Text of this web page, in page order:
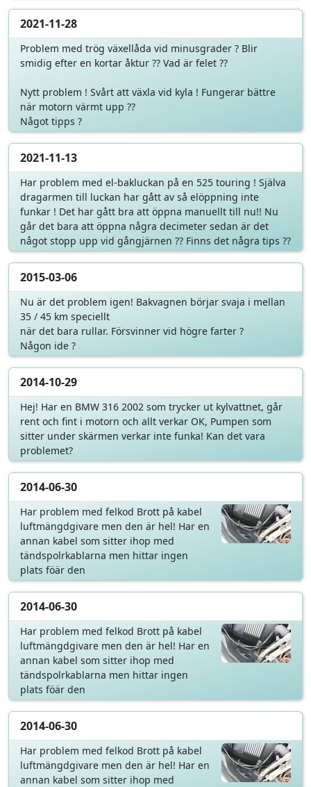
2021-11-28
Problem med trög växellåda vid minusgrader ? Blir
smidig efter en kortar åktur ?? Vad är felet ??
Nytt problem ! Svårt att växla vid kyla ! Fungerar bättre
när motorn värmt upp ??
Något tipps ?
2021-11-13
Har problem med el-bakluckan på en 525 touring ! Själva
dragarmen till luckan har gått av så elöppning inte
funkar ! Det har gått bra att öppna manuellt till nu!! Nu
går det bara att öppna några decimeter sedan är det
något stopp upp vid gångjärnen ?? Finns det några tips ??
2015-03-06
Nu är det problem igen! Bakvagnen börjar svaja i mellan
35 / 45 km speciellt
när det bara rullar. Försvinner vid högre farter ?
Någon ide ?
2014-10-29
Hej! Har en BMW 316 2002 som trycker ut kylvattnet, går
rent och fint i motorn och allt verkar OK, Pumpen som
sitter under skärmen verkar inte funka! Kan det vara
problemet?
2014-06-30
Har problem med felkod Brott på kabel
luftmängdgivare men den är hel! Har en
annan kabel som sitter ihop med
tändspolrkablarna men hittar ingen
plats föär den
2014-06-30
Har problem med felkod Brott på kabel
luftmängdgivare men den är hel! Har en
annan kabel som sitter ihop med
tändspolrkablarna men hittar ingen
plats föär den
2014-06-30
Har problem med felkod Brott på kabel
luftmängdgivare men den är hel! Har en
annan kabel som sitter ihop med